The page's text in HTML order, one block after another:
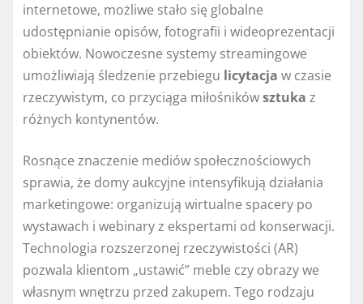
internetowe, możliwe stało się globalne
udostępnianie opisów, fotografii i wideoprezentacji
obiektów. Nowoczesne systemy streamingowe
umożliwiają śledzenie przebiegu licytacja w czasie
rzeczywistym, co przyciąga miłośnikówsztuka z
różnych kontynentów.
Rosnące znaczenie mediów społecznościowych
sprawia, że domy aukcyjne intensyfikują działania
marketingowe: organizują wirtualne spacery po
wystawach i webinary z ekspertami od konserwacji.
Technologia rozszerzonej rzeczywistości (AR)
pozwala klientom „ustawić” meble czy obrazy we
własnym wnętrzu przed zakupem. Tego rodzaju